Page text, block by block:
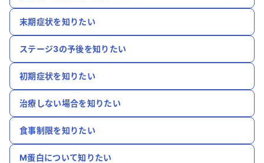
末期症状を知りたい
ステージ3の予後を知りたい
初期症状を知りたい
治療しない場合を知りたい
食事制限を知りたい
M蛋白について知りたい